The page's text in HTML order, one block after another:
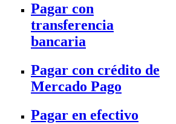
Pagar con
transferencia
bancaria
Pagar con crédito de
Mercado Pago
Pagar en efectivo